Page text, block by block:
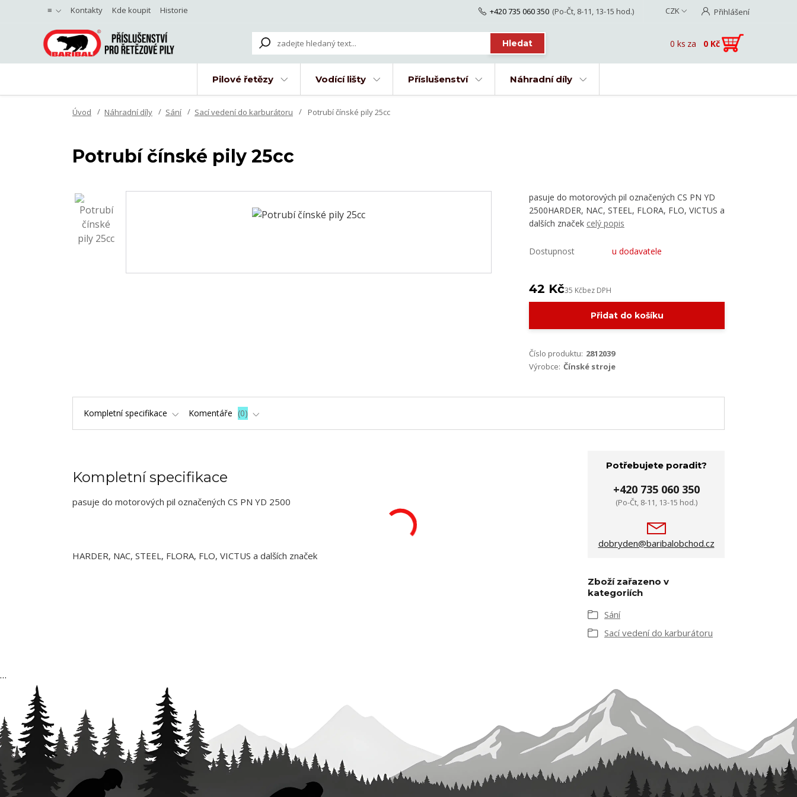
≡ Kontakty Kde koupit Historie CZK Přihlášení
Hledat
+420 735 060 350 (Po-Čt, 8-11, 13-15 hod.)
0 ks za 0 Kč
Pilové řetězy Vodící lišty Příslušenství Náhradní díly
Úvod Náhradní díly Sání Sací vedení do karburátoru Potrubí čínské pily 25cc
Potrubí čínské pily 25cc
pasuje do motorových pil označených CS PN YD
2500HARDER, NAC, STEEL, FLORA, FLO, VICTUS a
dalších značek celý popis
Dostupnost u dodavatele
42 Kč35 Kčbez DPH
Přidat do košíku
Číslo produktu: 2812039
Výrobce: Čínské stroje
Kompletní specifikace Komentáře 0
Kompletní specifikace
pasuje do motorových pil označených CS PN YD 2500
HARDER, NAC, STEEL, FLORA, FLO, VICTUS a dalších značek
Potřebujete poradit?
+420 735 060 350
(Po-Čt, 8-11, 13-15 hod.)
dobryden@baribalobchod.cz
Zboží zařazeno v
kategoriích
Sání
Sací vedení do karburátoru
…